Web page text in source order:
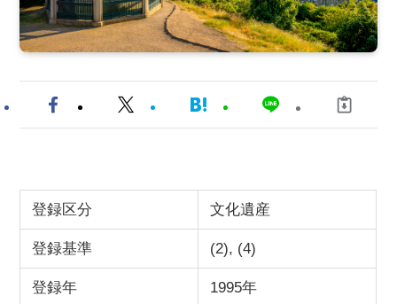
登録区分 文化遺産
登録基準 (2), (4)
登録年 1995年